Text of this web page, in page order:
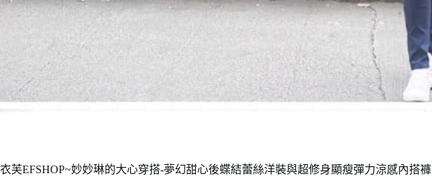
衣芙EFSHOP~妙妙琳的大心穿搭-夢幻甜心後蝶結蕾絲洋裝與超修身顯瘦彈力涼感內搭褲